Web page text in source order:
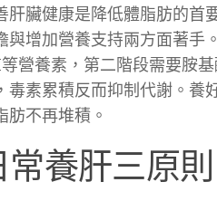
肝臟健康是降低體脂肪的首
與增加營養支持兩方面著手
等營養素，第二階段需要胺
毒素累積反而抑制代謝。養
肪不再堆積。
常養肝三原